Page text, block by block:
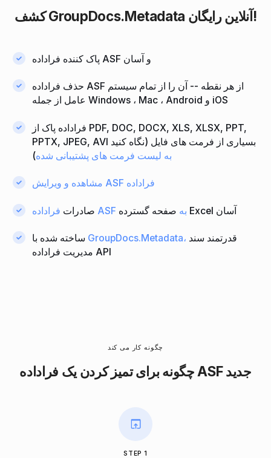
کشفGroupDocs.Metadata آنلاین رایگان!
پاک کننده فراداده ASF و آسان
حذف فراداده ASF از هر نقطه -- آن را از تمام سیستم
عامل از جمله Windows ، Mac ، Android و iOS
فراداده پاک از PDF, DOC, DOCX, XLS, XLSX, PPT,
PPTX, JPEG, AVI بسیاری از فرمت های فایل (نگاه کنید
به لیست فرمت های پشتیبانی شده)
مشاهده و ویرایش ASF فراداده
صادرات فراداده ASF به صفحه گسترده Excel آسان
GroupDocs.Metadata،
مدیریت فراداده API
چگونه کار می کند
چگونه برای تمیز کردن یک فراداده ASF جدید
STEP 1